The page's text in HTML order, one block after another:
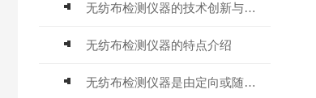
无纺布检测仪器的技术创新与应用前景
无纺布检测仪器的特点介绍
无纺布检测仪器是由定向或随机纤维组成